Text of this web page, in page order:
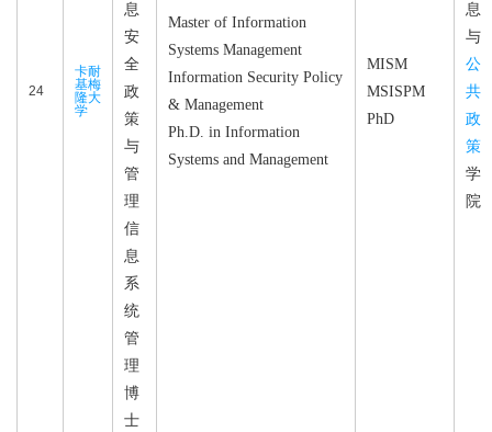
24
卡耐
基梅
隆大
学
息
安
全
政
策
与
管
理
信
息
系
统
管
理
博
士
Master of Information
Systems Management
Information Security Policy
& Management
Ph.D. in Information
Systems and Management
MISM
MSISPM
PhD
息
与
公
共
政
策
学
院